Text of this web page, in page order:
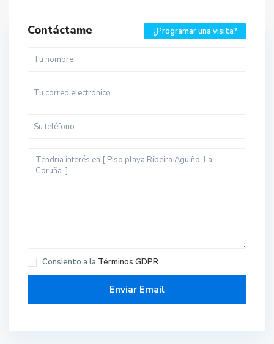
Contáctame ¿Programar una visita?
Consiento a la Términos GDPR